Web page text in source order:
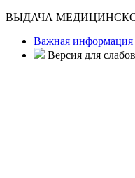
ВЫДАЧА
Важная информация
Версия для